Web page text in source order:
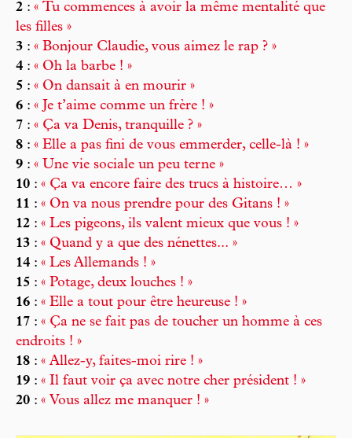
2 : « Tu commences à avoir la même mentalité que
les filles »
3 : « Bonjour Claudie, vous aimez le rap ? »
4 : « Oh la barbe ! »
5 : « On dansait à en mourir »
6 : « Je t’aime comme un frère ! »
7 : « Ça va Denis, tranquille ? »
8 : « Elle a pas fini de vous emmerder, celle-là ! »
9 : « Une vie sociale un peu terne »
10 : « Ça va encore faire des trucs à histoire… »
11 : « On va nous prendre pour des Gitans ! »
12 : « Les pigeons, ils valent mieux que vous ! »
13 : « Quand y a que des nénettes... »
14 : « Les Allemands ! »
15 : « Potage, deux louches ! »
16 : « Elle a tout pour être heureuse ! »
17 : « Ça ne se fait pas de toucher un homme à ces
endroits ! »
18 : « Allez-y, faites-moi rire ! »
19 : « Il faut voir ça avec notre cher président ! »
20 : « Vous allez me manquer ! »